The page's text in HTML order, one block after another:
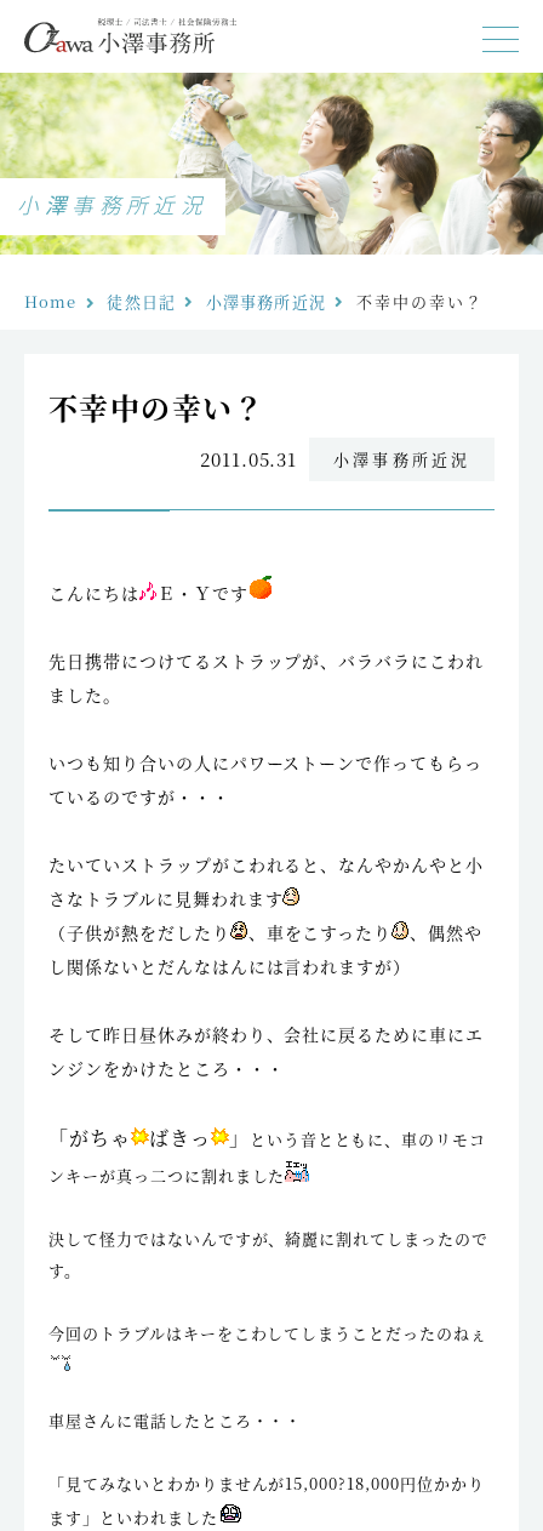
小澤事務所近況
Home 徒然日記 小澤事務所近況 不幸中の幸い？
不幸中の幸い？
2011.05.31 小澤事務所近況
こんにちは Ｅ・Ｙです
先日携帯につけてるストラップが、バラバラにこわれ
ました。
いつも知り合いの人にパワーストーンで作ってもらっ
ているのですが・・・
たいていストラップがこわれると、なんやかんやと小
さなトラブルに見舞われます
（子供が熱をだしたり
、車をこすったり
、偶然や
し関係ないとだんなはんには言われますが）
そして昨日昼休みが終わり、会社に戻るために車にエ
ンジンをかけたところ・・・
「がちゃ ばきっ 」
という音とともに、車のリモコ
ンキーが真っ二つに割れました
決して怪力ではないんですが、綺麗に割れてしまったので
す。
今回のトラブルはキーをこわしてしまうことだったのねぇ
車屋さんに電話したところ・・・
「見てみないとわかりませんが15,000?18,000円位かかり
ます」といわれました